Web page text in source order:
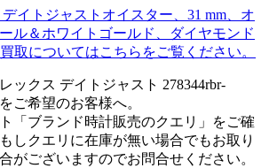
イトジャストオイスター、31 mm、オ
ル＆ホワイトゴールド、ダイヤモンド
取についてはこちらをご覧ください。
ックス デイトジャスト 278344rbr-
ご希望のお客様へ。
「ブランド時計販売のクエリ」をご確
しクエリに在庫が無い場合でもお取り
がございますのでお問合せください。